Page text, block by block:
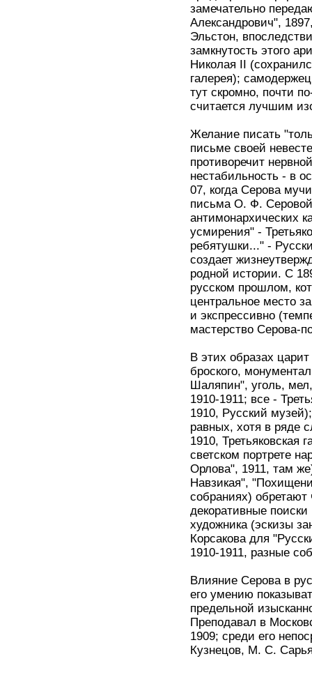
замечательно
Александрович",
Эльстон,
замкнутость этого
Николая II
галерея);
тут скромно, почти
считается лучшим
Желание писать
письме своей
противоречит
нестабильность - в
07, когда Серова
письма О. Ф.
антимонархических
усмирения" -
ребятушки..." -
создает
родной истории. С
русском прошлом,
центральное место
и экспрессивно
мастерство Серова-
В этих образах
броского,
Шаляпин", уголь,
1910-1911; все -
1910, Русский
равных, хотя в ряде
1910,
светском портрете
Орлова", 1911, там
Навзикая",
собраниях)
декоративные
художника (эскизы
Корсакова для
1910-1911, разные
Влияние Серова в
его умению
предельной
Преподавал в
1909; среди его
Кузнецов, М. С.